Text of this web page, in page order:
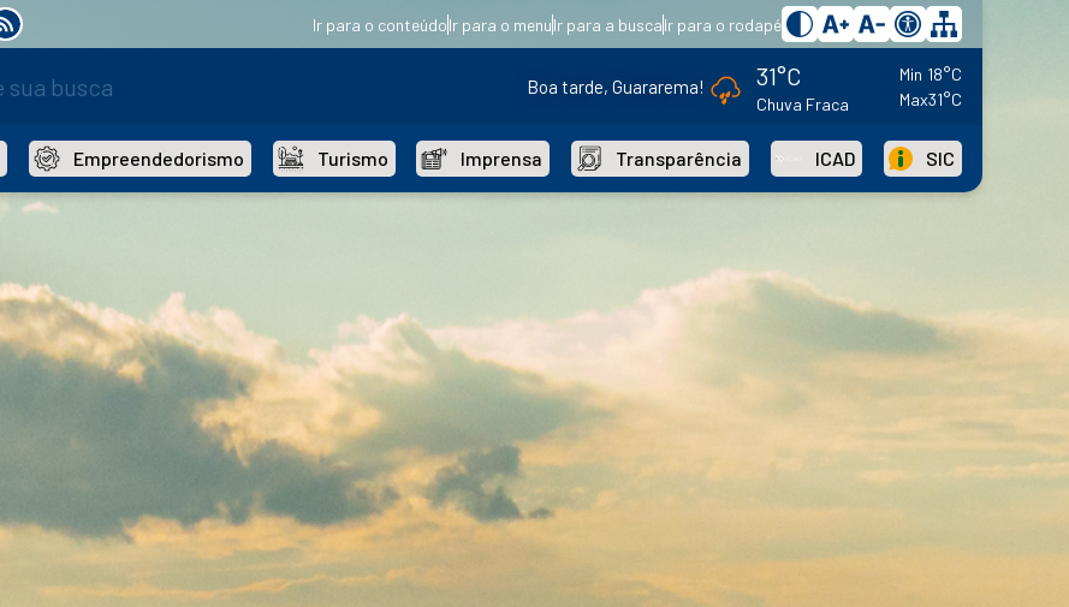
Ir para o conteúdoIr para o menuIr para a buscaIr para o rodapé
Boa tarde, Guararema! 31°C
Chuva Fraca
Min 18°C
Max31°C
Empreendedorismo Turismo Imprensa Transparência ICAD SIC